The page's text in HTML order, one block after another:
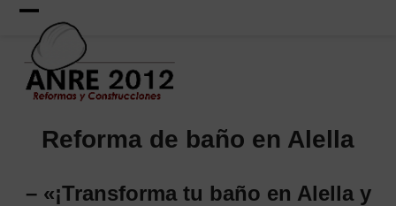
Skip
content
Open
mobile
menu
Close
mobile
menu
Reforma de baño en Alella
– «¡Transforma tu baño en Alella y